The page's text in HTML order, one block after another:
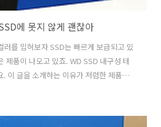
에 못지 않게 괜찮아
를 입혀보자 SSD는 빠르게 보급되고 있
제품이 나오고 있죠. WD SSD 내구성 테
이 글을 소개하는 이유가 저렴한 제품이
확인하기 위해서 입니다. 하드디스크의
엄격하게 수명을 생각하고 있는게 아닌가